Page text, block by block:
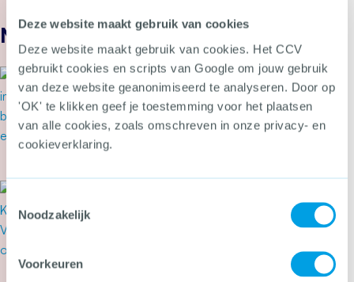
Deze website maakt gebruik van cookies
Deze website maakt gebruik van cookies. Het CCV
gebruikt cookies en scripts van Google om jouw gebruik
van deze website geanonimiseerd te analyseren. Door op
'OK' te klikken geef je toestemming voor het plaatsen
van alle cookies, zoals omschreven in onze privacy- en
cookieverklaring.
Noodzakelijk
Voorkeuren
Nieuws
6 augustus 2026
Eisen en voorwaarden
merkgebonden opleiding
inbouwspecialist
Het CCV actualiseert regels
Meer over Het CCV actualiseert regels voor